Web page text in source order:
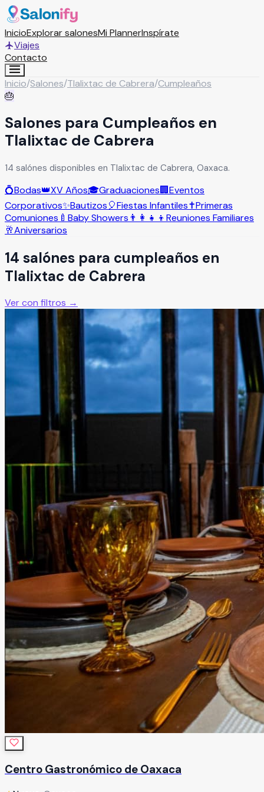
InicioExplorar salonesMi PlannerInspírate
Viajes
Contacto
Inicio/Salones/Tlalixtac de Cabrera/Cumpleaños
🎂
Salones para Cumpleaños en
Tlalixtac de Cabrera
14 salónes disponibles en Tlalixtac de Cabrera, Oaxaca.
💍Bodas👑XV Años🎓Graduaciones🏢Eventos
Corporativos✨Bautizos🎈Fiestas Infantiles✝️Primeras
Comuniones 🍼 Baby Showers 👨‍👩‍👧‍👦 Reuniones Familiares
🥂Aniversarios
14 salónes para cumpleaños en
Tlalixtac de Cabrera
Ver con filtros →
Centro Gastronómico de Oaxaca